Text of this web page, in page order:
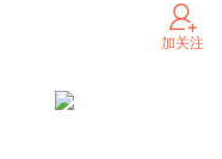
加关注